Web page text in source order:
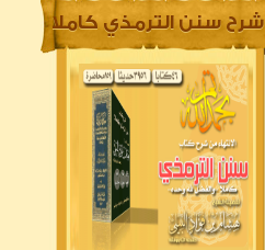
شرح سنن الترمذي كاملا